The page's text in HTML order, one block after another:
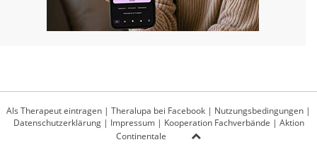
Als Therapeut eintragen | Theralupa bei Facebook | Nutzungsbedingungen |
Datenschutzerklärung| Impressum| Kooperation Fachverbände | Aktion
Continentale